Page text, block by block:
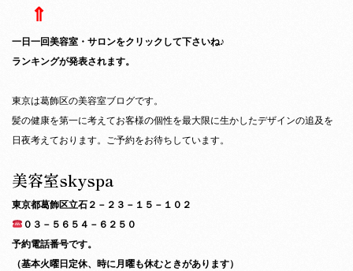
⇑
一日一回美容室・サロンをクリックして下さいね♪
ランキングが発表されます。
東京は葛飾区の美容室ブログです。
髪の健康を第一に考えてお客様の個性を最大限に生かしたデザインの追及を
日夜考えております。ご予約をお待ちしています。
美容室skyspa
東京都葛飾区立石２－２３－１５－１０２
０３－５６５４－６２５０
予約電話番号です。
（基本火曜日定休、時に月曜も休むときがあります）